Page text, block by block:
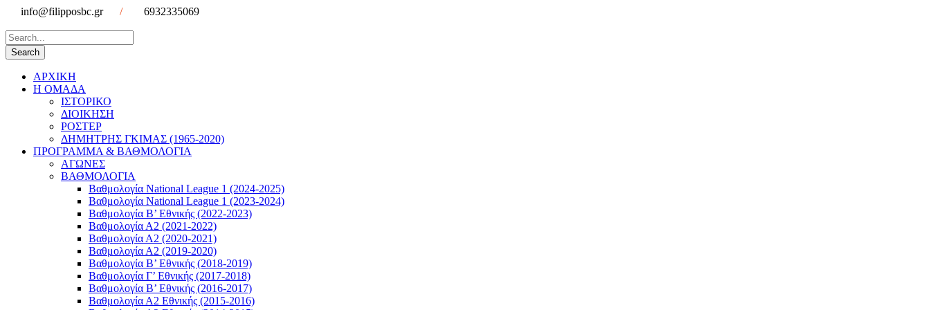
info@filipposbc.gr / 6932335069
ΑΡΧΙΚΗ
Η ΟΜΑΔΑ
ΙΣΤΟΡΙΚΟ
ΔΙΟΙΚΗΣΗ
ΡΟΣΤΕΡ
ΔΗΜΗΤΡΗΣ ΓΚΙΜΑΣ (1965-2020)
ΠΡΟΓΡΑΜΜΑ & ΒΑΘΜΟΛΟΓΙΑ
ΑΓΩΝΕΣ
ΒΑΘΜΟΛΟΓΙΑ
Βαθμολογία National League 1 (2024-2025)
Βαθμολογία National League 1 (2023-2024)
Βαθμολογία Β’ Εθνικής (2022-2023)
Βαθμολογία Α2 (2021-2022)
Βαθμολογία Α2 (2020-2021)
Βαθμολογία Α2 (2019-2020)
Βαθμολογία B’ Εθνικής (2018-2019)
Βαθμολογία Γ’ Εθνικής (2017-2018)
Βαθμολογία Β’ Εθνικής (2016-2017)
Βαθμολογία Α2 Εθνικής (2015-2016)